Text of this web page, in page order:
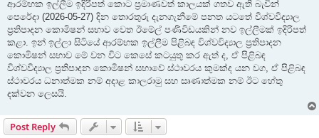
s
ආරම්භක ඉල්ලීම ඉදිරිපත් කොට ප්‍රමාණවත් කාලයක් ගතව ඇති බැවින්
පෙරේදා (2026-05-27) දින තොරතුරු දැනගැනීමේ පනත යටතේ විශ්වවිද්‍යාල
ප්‍රතිපාදන කොමිෂන් සභාව වෙත ඊමේල් පණිවිඩයකින් නව ඉල්ලීමක් ඉදිරිපත්
කළා. ඉන් ඉල්ලා සිටියේ ආරම්භක ඉල්ලීම පිළිබඳ විශ්වවිද්‍යාල ප්‍රතිපාදන
කොමිෂන් සභාව මේ වන විට කෙසේ කටයුතු කර ඇත් ද, ඒ පිළිබඳ
විශ්වවිද්‍යාල ප්‍රතිපාදන කොමිෂන් සභාවේ ස්ථාවරය කුමක්ද යන වග, ඒ පිළිබඳ
ස්ථාවරය ධනාත්මක නම් අදාළ කාලරාමු සහ සෘණාත්මක නම් ඊට හේතු
දක්වන ලෙසයි.
Post Reply